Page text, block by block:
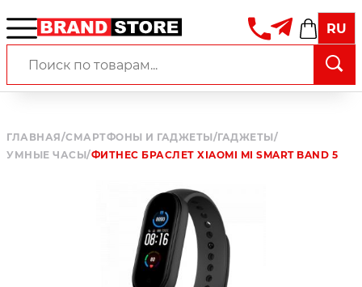
RU
ГЛАВНАЯ/СМАРТФОНЫ И ГАДЖЕТЫ/ГАДЖЕТЫ/
УМНЫЕ ЧАСЫ/ФИТНЕС БРАСЛЕТ XIAOMI MI SMART BAND 5